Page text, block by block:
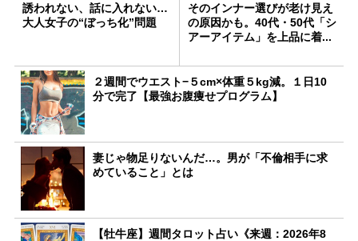
誘われない、話に入れない…
大人女子の“ぼっち化”問題
そのインナー選びが老け見え
の原因かも。40代・50代「シ
アーアイテム」を上品に着...
２週間でウエスト−５cm×体重５kg減。１日10
分で完了【最強お腹痩せプログラム】
妻じゃ物足りないんだ…。男が「不倫相手に求
めていること」とは
【牡牛座】週間タロット占い《来週：2026年8